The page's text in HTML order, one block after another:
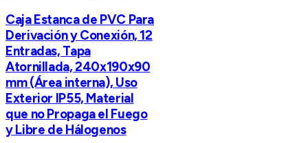
Caja Estanca de PVC Para
Derivación y Conexión, 12
Entradas, Tapa
Atornillada, 240x190x90
mm (Área interna), Uso
Exterior IP55, Material
que no Propaga el Fuego
y Libre de Hálogenos